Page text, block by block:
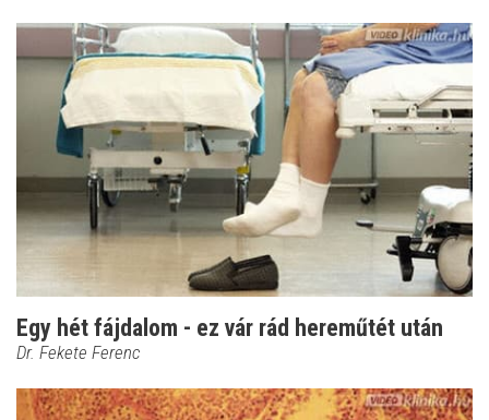
Egy hét fájdalom - ez vár rád hereműtét után
Dr. Fekete Ferenc